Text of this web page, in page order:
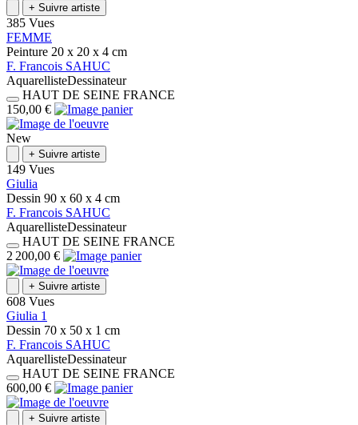
+ Suivre artiste
385 Vues
FEMME
Peinture 20 x 20 x 4 cm
F. Francois SAHUC
AquarellisteDessinateur
HAUT DE SEINE FRANCE
150,00 €
New
+ Suivre artiste
149 Vues
Giulia
Dessin 90 x 60 x 4 cm
F. Francois SAHUC
AquarellisteDessinateur
HAUT DE SEINE FRANCE
2 200,00 €
+ Suivre artiste
608 Vues
Giulia 1
Dessin 70 x 50 x 1 cm
F. Francois SAHUC
AquarellisteDessinateur
HAUT DE SEINE FRANCE
600,00 €
+ Suivre artiste